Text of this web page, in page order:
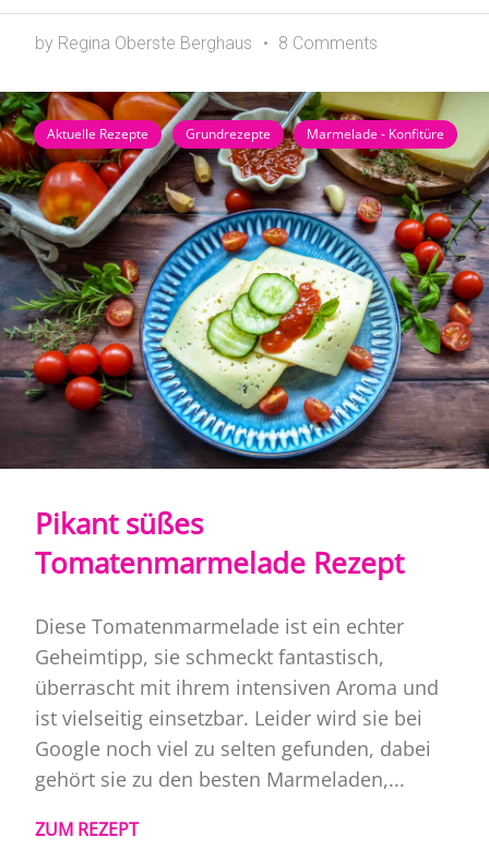
by Regina Oberste Berghaus 8 Comments
Aktuelle Rezepte Grundrezepte Marmelade - Konfitüre
Pikant süßes
Tomatenmarmelade Rezept
Diese Tomatenmarmelade ist ein echter
Geheimtipp, sie schmeckt fantastisch,
überrascht mit ihrem intensiven Aroma und
ist vielseitig einsetzbar. Leider wird sie bei
Google noch viel zu selten gefunden, dabei
gehört sie zu den besten Marmeladen,...
ZUM REZEPT